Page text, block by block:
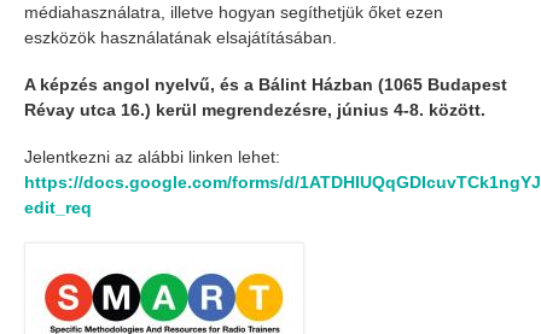
médiahasználatra, illetve hogyan segíthetjük őket ezen
eszközök használatának elsajátításában.
A képzés angol nyelvű, és a Bálint Házban (1065 Budapest
Révay utca 16.) kerül megrendezésre, június 4-8. között.
Jelentkezni az alábbi linken lehet:
https://docs.google.com/forms/d/
edit_req